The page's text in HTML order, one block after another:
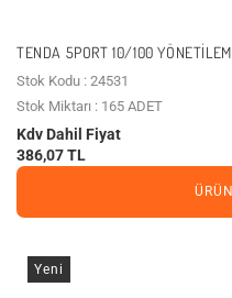
TENDA 5PORT 10/100
Stok Kodu : 24531
Stok Miktarı : 165 ADET
Kdv Dahil Fiyat
386,07 TL
Yeni